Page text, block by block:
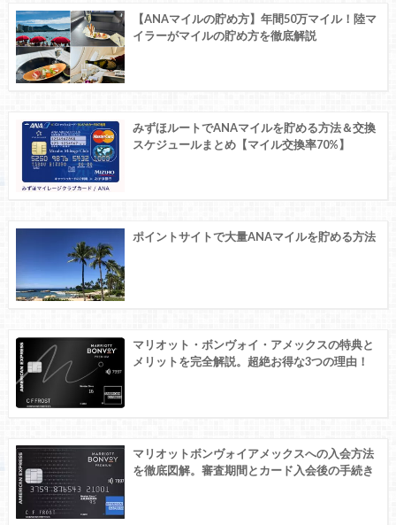
【ANAマイルの貯め方】年間50万マイル！陸マ
イラーがマイルの貯め方を徹底解説
みずほルートでANAマイルを貯める方法＆交換
スケジュールまとめ【マイル交換率70%】
ポイントサイトで大量ANAマイルを貯める方法
マリオット・ボンヴォイ・アメックスの特典と
メリットを完全解説。超絶お得な3つの理由！
マリオットボンヴォイアメックスへの入会方法
を徹底図解。審査期間とカード入会後の手続き